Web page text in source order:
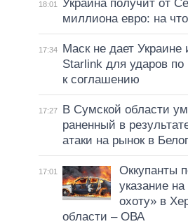
18:01
Украина получит от
миллиона евро: на
17:34
Маск не дает Украине
Starlink для ударов
к соглашению
17:27
В Сумской области
раненный в
атаки на рынок в
17:01
Оккупанты
указание
охоту» в
области – ОВА